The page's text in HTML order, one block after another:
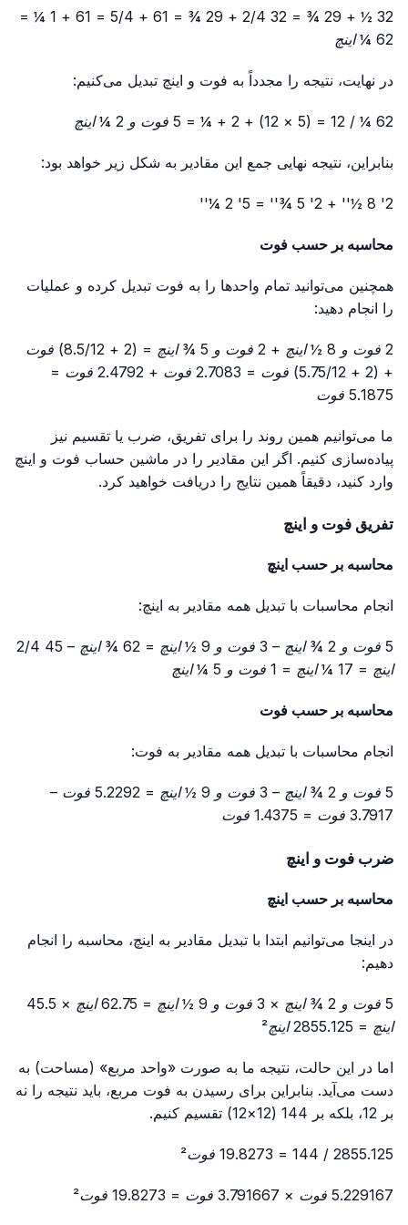
32 ½ + 29 ¾ = 32 2/4 + 29 ¾ = 61 + 5/4 = 61 + 1 ¼ =
62 ¼ اینچ
در نهایت، نتیجه را مجدداً به فوت و اینچ تبدیل می‌کنیم:
62 ¼ / 12 = (5 × 12) + 2 + ¼ = 5 فوت و 2 ¼ اینچ
بنابراین، نتیجه نهایی جمع این مقادیر به شکل زیر خواهد بود:
2' 8 ½'' + 2' 5 ¾'' = 5' 2 ¼''
محاسبه بر حسب فوت
همچنین می‌توانید تمام واحدها را به فوت تبدیل کرده و عملیات
را انجام دهید:
2 فوت و 8 ½ اینچ + 2 فوت و 5 ¾ اینچ = (2 + 8.5/12) فوت
+ (2 + 5.75/12) فوت = 2.7083 فوت + 2.4792 فوت =
5.1875 فوت
ما می‌توانیم همین روند را برای تفریق، ضرب یا تقسیم نیز
پیاده‌سازی کنیم. اگر این مقادیر را در ماشین حساب فوت و اینچ
وارد کنید، دقیقاً همین نتایج را دریافت خواهید کرد.
تفریق فوت و اینچ
محاسبه بر حسب اینچ
انجام محاسبات با تبدیل همه مقادیر به اینچ:
5 فوت و 2 ¾ اینچ – 3 فوت و 9 ½ اینچ = 62 ¾ اینچ – 45 2/4
اینچ = 17 ¼ اینچ = 1 فوت و 5 ¼ اینچ
محاسبه بر حسب فوت
انجام محاسبات با تبدیل همه مقادیر به فوت:
5 فوت و 2 ¾ اینچ – 3 فوت و 9 ½ اینچ = 5.2292 فوت –
3.7917 فوت = 1.4375 فوت
ضرب فوت و اینچ
محاسبه بر حسب اینچ
در اینجا می‌توانیم ابتدا با تبدیل مقادیر به اینچ، محاسبه را انجام
دهیم:
5 فوت و 2 ¾ اینچ × 3 فوت و 9 ½ اینچ = 62.75 اینچ × 45.5
اینچ = 2855.125 اینچ²
اما در این حالت، نتیجه ما به صورت «واحد مربع» (مساحت) به
دست می‌آید. بنابراین برای رسیدن به فوت مربع، باید نتیجه را نه
بر 12، بلکه بر 144 (12×12) تقسیم کنیم.
2855.125 / 144 = 19.8273 فوت²
5.229167 فوت × 3.791667 فوت = 19.8273 فوت²